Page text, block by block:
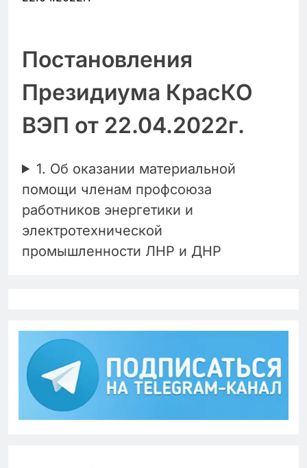
Постановления
Президиума КрасКО
ВЭП от 22.04.2022г.
1. Об оказании материальной
помощи членам профсоюза
работников энергетики и
электротехнической
промышленности ЛНР и ДНР